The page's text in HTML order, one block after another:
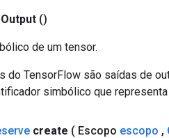
Output ()
de um tensor.
do TensorFlow são saídas de
simbólico que
create ( Escopo escopo ,